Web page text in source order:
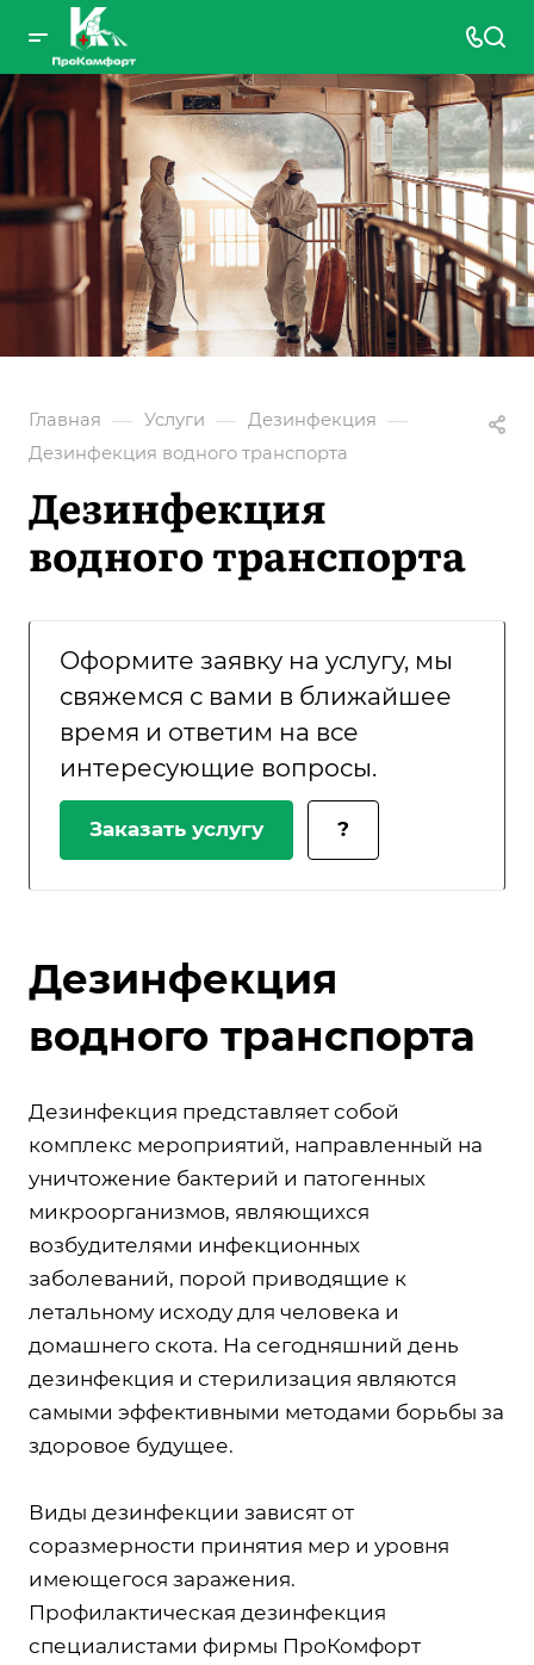
Главная — Услуги — Дезинфекция —
Дезинфекция водного транспорта
Дезинфекция
водного транспорта
Оформите заявку на услугу, мы
свяжемся с вами в ближайшее
время и ответим на все
интересующие вопросы.
Заказать услугу ?
Дезинфекция
водного транспорта
Дезинфекция представляет собой
комплекс мероприятий, направленный на
уничтожение бактерий и патогенных
микроорганизмов, являющихся
возбудителями инфекционных
заболеваний, порой приводящие к
летальному исходу для человека и
домашнего скота. На сегодняшний день
дезинфекция и стерилизация являются
самыми эффективными методами борьбы за
здоровое будущее.
Виды дезинфекции зависят от
соразмерности принятия мер и уровня
имеющегося заражения.
Профилактическая дезинфекция
специалистами фирмы ПроКомфорт